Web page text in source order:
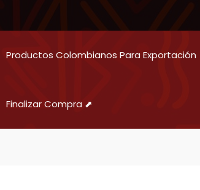
Productos Colombianos Para Exportación
Finalizar Compra ⬈